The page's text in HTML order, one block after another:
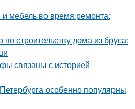
и мебель во время ремонта:
строительству дома из бруса:
связаны с историей
особенно популярны